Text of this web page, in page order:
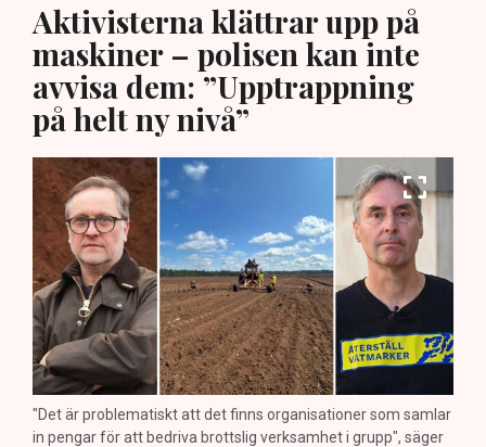
Aktivisterna klättrar upp på
maskiner – polisen kan inte
avvisa dem: ”Upptrappning
på helt ny nivå”
"Det är problematiskt att det finns organisationer som samlar
in pengar för att bedriva brottslig verksamhet i grupp", säger